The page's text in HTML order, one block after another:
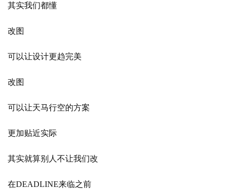
其实我们都懂
改图
可以让设计更趋完美
改图
可以让天马行空的方案
更加贴近实际
其实就算别人不让我们改
在DEADLINE来临之前